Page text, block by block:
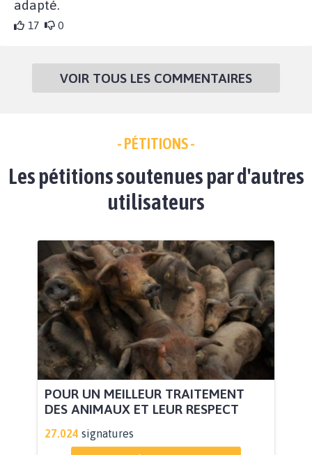
adapté.
17 0
VOIR TOUS LES COMMENTAIRES
- PÉTITIONS -
Les pétitions soutenues par d'autres
utilisateurs
POUR UN MEILLEUR TRAITEMENT
DES ANIMAUX ET LEUR RESPECT
27.024 signatures